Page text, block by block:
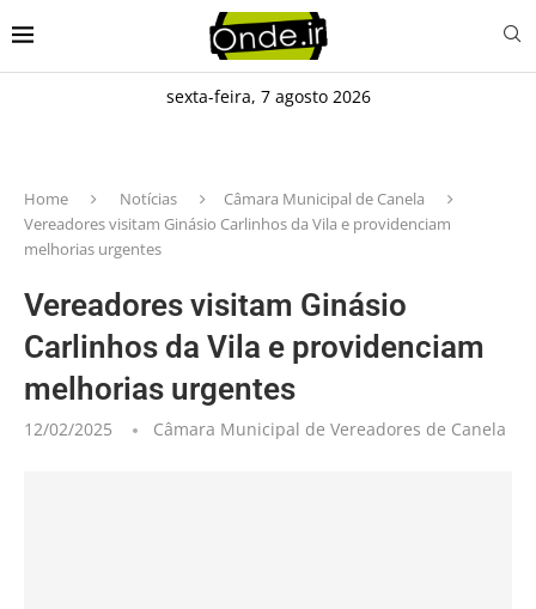
sexta-feira, 7 agosto 2026
Home Notícias
Câmara Municipal de Canela
Vereadores visitam Ginásio Carlinhos da Vila e providenciam
melhorias urgentes
Vereadores visitam Ginásio
Carlinhos da Vila e providenciam
melhorias urgentes
12/02/2025 Câmara Municipal de Vereadores de Canela